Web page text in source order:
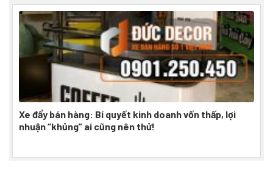
Xe đẩy bán hàng: Bí quyết kinh doanh vốn thấp, lợi
nhuận “khủng” ai cũng nên thử!